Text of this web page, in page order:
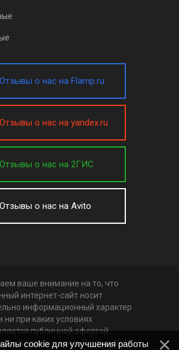
Отзывы о нас на Flamp.ru
Отзывы о нас на yandex.ru
Отзывы о нас на 2ГИС
Отзывы о нас на Avito
ваше внимание на то, что
интернет-сайт носит
информационный характер
ни при каких условиях
публичной офертой,
положениями Статьи 437
cookie для улучшения работы